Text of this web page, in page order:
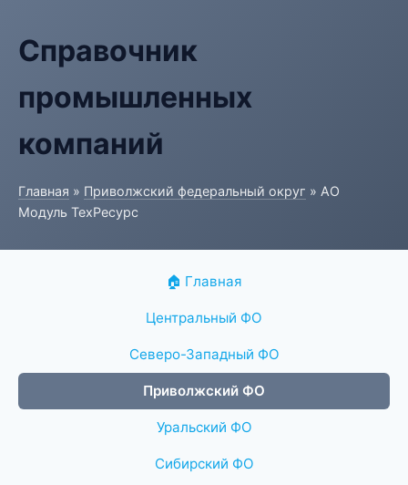
Справочник
промышленных
компаний
Главная » Приволжский федеральный округ » АО
Модуль ТехРесурс
🏠 Главная
Центральный ФО
Северо-Западный ФО
Приволжский ФО
Уральский ФО
Сибирский ФО